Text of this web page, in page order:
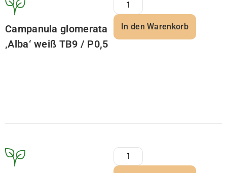
Campanula glomerata
‚Alba‘ weiß TB9 / P0,5
In den Warenkorb